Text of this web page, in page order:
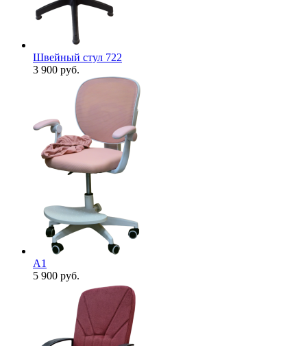
Швейный стул 722
3 900 руб.
А1
5 900 руб.